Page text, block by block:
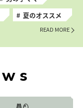
夏のオススメ
READ MORE